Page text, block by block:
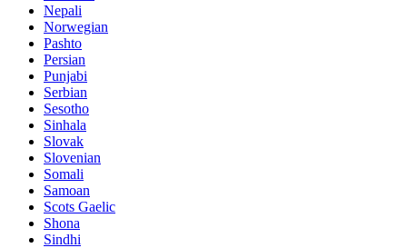
Nepali
Norwegian
Pashto
Persian
Punjabi
Serbian
Sesotho
Sinhala
Slovak
Slovenian
Somali
Samoan
Scots Gaelic
Shona
Sindhi